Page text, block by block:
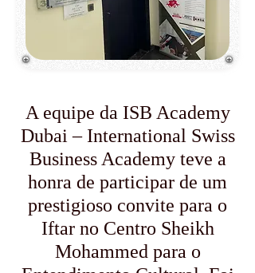
A equipe da ISB Academy
Dubai – International Swiss
Business Academy teve a
honra de participar de um
prestigioso convite para o
Iftar no Centro Sheikh
Mohammed para o